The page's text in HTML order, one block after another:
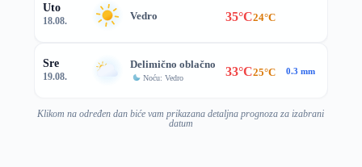
Uto
18.08. Vedro 35°C24°C
Sre
19.08.
Delimično oblačno
Noću: Vedro 33°C25°C 0.3 mm
Klikom na određen dan biće vam prikazana detaljna prognoza za izabrani
datum